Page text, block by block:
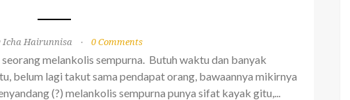
Icha Hairunnisa 0 Comments
melankolis sempurna. Butuh waktu dan banyak
belum lagi takut sama pendapat orang, bawaannya mikirnya
(?) melankolis sempurna punya sifat kayak gitu,...